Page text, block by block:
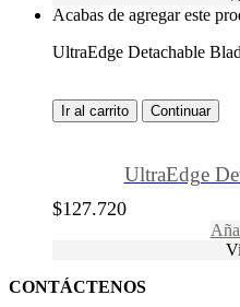
Acabas de agregar este
UltraEdge Detachable
Ir al carrito Continuar
UltraEdge
$127.720
CONTÁCTENOS